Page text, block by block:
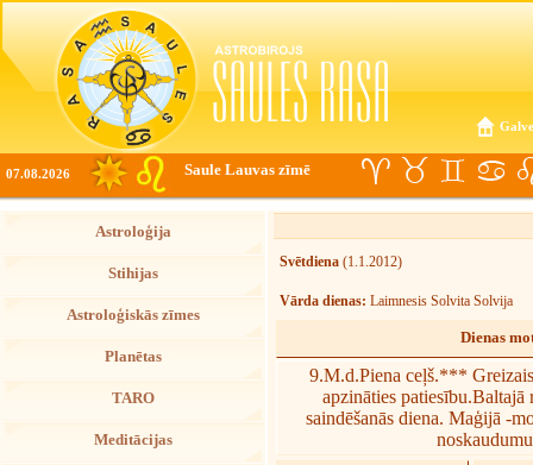
07.08.2026 Saule Lauvas zīmē
Astroloģija
Stihijas
Astroloģiskās zīmes
Planētas
TARO
Meditācijas
Svētdiena (1.1.2012)
Vārda dienas: Laimnesis Solvita Solvija
Dienas
9.M.d.Piena ceļš.***
apzināties
saindēšanās diena. Maģijā -